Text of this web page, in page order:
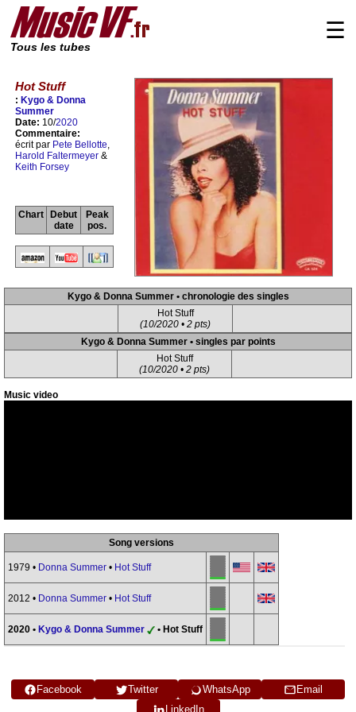
Tous les tubes
☰
Hot Stuff
: Kygo & Donna
Summer
Date: 10/2020
Commentaire:
écrit par Pete Bellotte,
Harold Faltermeyer &
Keith Forsey
Chart
Debut
date
Peak
pos.
Kygo & Donna Summer • chronologie des singles
Hot Stuff
(10/2020 • 2 pts)
Kygo & Donna Summer • singles par points
Hot Stuff
(10/2020 • 2 pts)
Music video
Song versions
1979 • Donna Summer • Hot Stuff
2012 • Donna Summer • Hot Stuff
2020 • Kygo & Donna Summer • Hot Stuff
Facebook Twitter WhatsApp
Email
LinkedIn